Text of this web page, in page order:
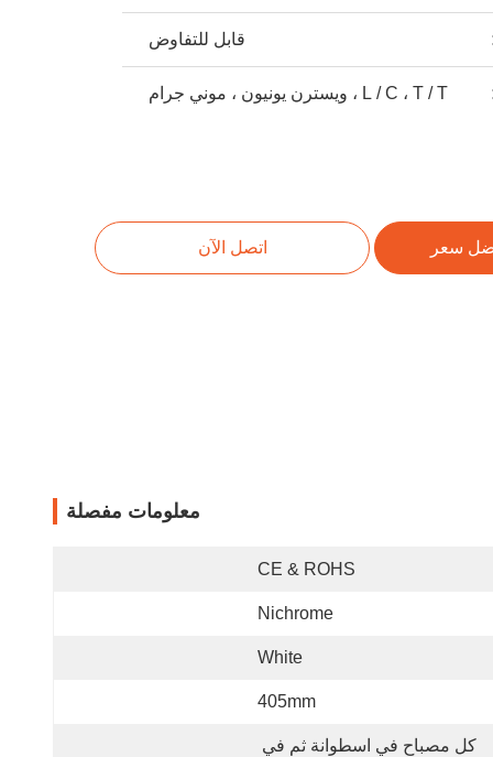
قابل للتفاوض
L / C ، T / T ، ويسترن يونيون ، موني جرام
سعر اتصل الآن
معلومات مفصلة
CE & ROHS
Nichrome
White
405mm